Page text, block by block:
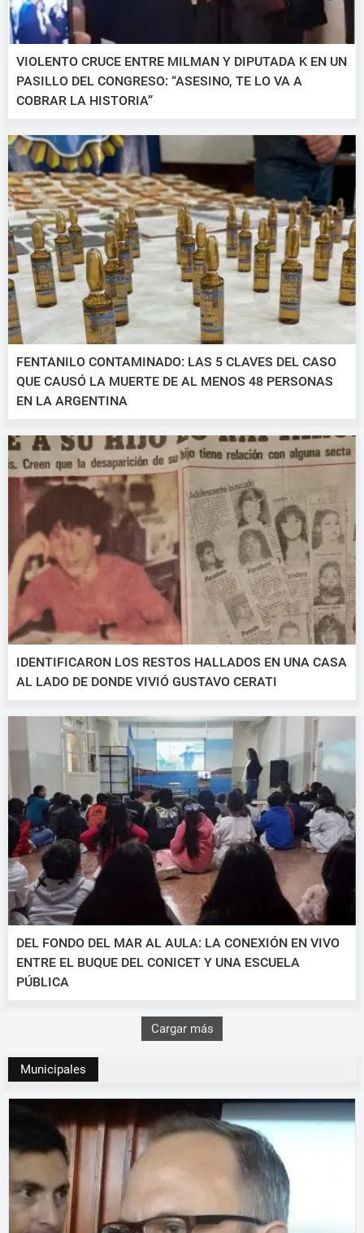
VIOLENTO CRUCE ENTRE MILMAN Y DIPUTADA K EN UN
PASILLO DEL CONGRESO: “ASESINO, TE LO VA A
COBRAR LA HISTORIA”
FENTANILO CONTAMINADO: LAS 5 CLAVES DEL CASO
QUE CAUSÓ LA MUERTE DE AL MENOS 48 PERSONAS
EN LA ARGENTINA
IDENTIFICARON LOS RESTOS HALLADOS EN UNA CASA
AL LADO DE DONDE VIVIÓ GUSTAVO CERATI
DEL FONDO DEL MAR AL AULA: LA CONEXIÓN EN VIVO
ENTRE EL BUQUE DEL CONICET Y UNA ESCUELA
PÚBLICA
Cargar más
Municipales